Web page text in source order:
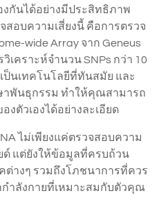
งกันได้อย่างมีประสิทธิภาพ
อบความเสี่ยงนี้ คือการตรวจ
wide Array จาก Geneus
เคราะห์จำนวน SNPs กว่า 10
ป็นเทคโนโลยีที่ทันสมัย และ
พันธุกรรม ทำให้คุณสามารถ
ตัวเองได้อย่างละเอียด
ไม่เพียงแค่ตรวจสอบความ
ด์ แต่ยังให้ข้อมูลที่ครบถ้วน
ต่างๆ รวมถึงโภชนาการที่ควร
ำลังกายที่เหมาะสมกับตัวคุณ